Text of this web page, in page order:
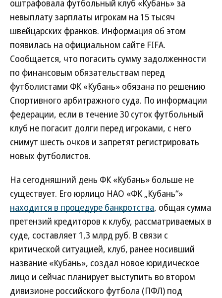
оштрафовала футбольный клуб «Кубань» за
невыплату зарплаты игрокам на 15 тысяч
швейцарских франков. Информация об этом
появилась на официальном сайте FIFA.
Сообщается, что погасить сумму задолженности
по финансовым обязательствам перед
футболистами ФК «Кубань» обязана по решению
Спортивного арбитражного суда. По информации
федерации, если в течение 30 суток футбольный
клуб не погасит долги перед игроками, с него
снимут шесть очков и запретят регистрировать
новых футболистов.
На сегодняшний день ФК «Кубань» больше не
существует. Его юрлицо НАО «ФК „Кубань“»
находится в процедуре банкротства, общая сумма
претензий кредиторов к клубу, рассматриваемых в
суде, составляет 1,3 млрд руб. В связи с
критической ситуацией, клуб, ранее носивший
название «Кубань», создал новое юридическое
лицо и сейчас планирует выступить во втором
дивизионе российского футбола (ПФЛ) под